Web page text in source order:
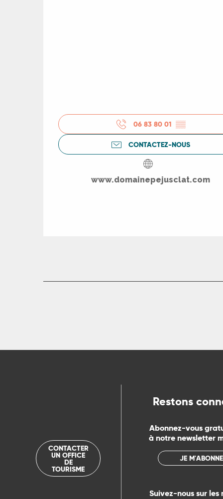
06 83 80 01 ▒▒
CONTACTEZ-NOUS
www.domainepejusclat.com
CONTACTER
UN OFFICE
DE
TOURISME
Restons
Abonnez-vous
à notre newsletter
JE M'ABONNE
Suivez-nous sur les